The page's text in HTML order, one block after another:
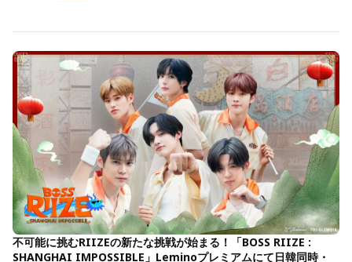
不可能に挑むRIIZEの新たな挑戦が始まる！「BOSS RIIZE :
SHANGHAI IMPOSSIBLE」Leminoプレミアムにて日韓同時・